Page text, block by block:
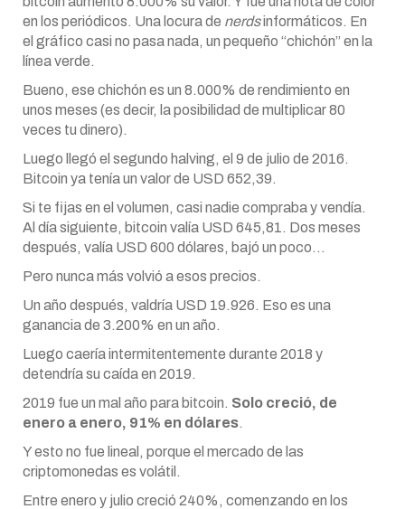
en los periódicos. Una locura de nerdsinformáticos. En
el gráfico casi no pasa nada, un pequeño “chichón” en la
línea verde.
Bueno, ese chichón es un 8.000% de rendimiento en
unos meses (es decir, la posibilidad de multiplicar 80
veces tu dinero).
Luego llegó el segundo halving, el 9 de julio de 2016.
Bitcoin ya tenía un valor de USD 652,39.
Si te fijas en el volumen, casi nadie compraba y vendía.
Al día siguiente, bitcoin valía USD 645,81. Dos meses
después, valía USD 600 dólares, bajó un poco…
Pero nunca más volvió a esos precios.
Un año después, valdría USD 19.926. Eso es una
ganancia de 3.200% en un año.
Luego caería intermitentemente durante 2018 y
detendría su caída en 2019.
2019 fue un mal año para bitcoin. Solo creció, de
enero a enero, 91% en dólares.
Y esto no fue lineal, porque el mercado de las
criptomonedas es volátil.
Entre enero y julio creció 240%, comenzando en los